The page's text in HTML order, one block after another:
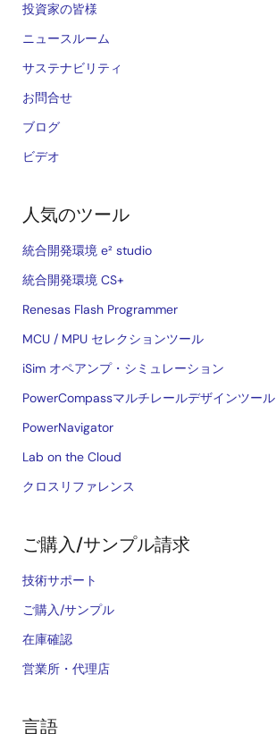
投資家の皆様
ニュースルーム
サステナビリティ
お問合せ
ブログ
ビデオ
人気のツール
統合開発環境 e² studio
統合開発環境 CS+
Renesas Flash Programmer
MCU / MPU セレクションツール
iSim オペアンプ・シミュレーション
PowerCompassマルチレールデザインツール
PowerNavigator
Lab on the Cloud
クロスリファレンス
ご購入/サンプル請求
技術サポート
ご購入/サンプル
在庫確認
営業所・代理店
言語